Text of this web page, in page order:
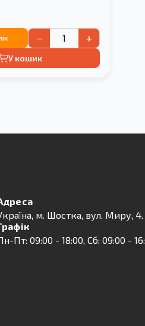
− +
У кошик
м. Шостка, вул. Миру,
Пт: 09:00 - 18:00, Сб: 09:00 -